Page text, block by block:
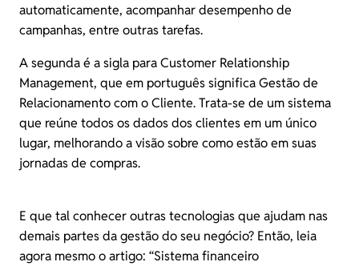
automaticamente, acompanhar desempenho de
campanhas, entre outras tarefas.
A segunda é a sigla para Customer Relationship
Management, que em português significa Gestão de
Relacionamento com o Cliente. Trata-se de um sistema
que reúne todos os dados dos clientes em um único
lugar, melhorando a visão sobre como estão em suas
jornadas de compras.
E que tal conhecer outras tecnologias que ajudam nas
demais partes da gestão do seu negócio? Então, leia
agora mesmo o artigo: “Sistema financeiro